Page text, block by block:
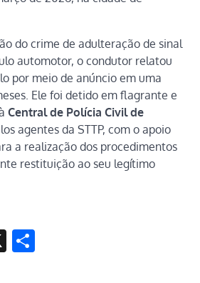
do crime de adulteração de sinal
automotor, o condutor relatou
por meio de anúncio em uma
Ele foi detido em flagrante e
Central de Polícia Civil de
agentes da STTP, com o apoio
a realização dos procedimentos
restituição ao seu legítimo
X